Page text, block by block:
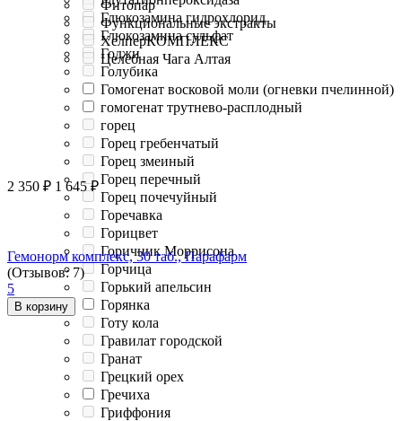
Глюкозамина гидрохлорид
Глюкозамина сульфат
Годжи
Голубика
Гомогенат восковой моли (огневки пчелинной)
гомогенат трутнево-расплодный
горец
Горец гребенчатый
Горец змеиный
Горец перечный
Горец почечуйный
Горечавка
Горицвет
Горичник Моррисона
Горчица
Горький апельсин
Горянка
Готу кола
Гравилат городской
Гранат
Грецкий орех
Гречиха
Гриффония
Фитопар
Функциональные экстракты
ХелперКОМПЛЕКС
Целебная Чага Алтая
2 350 ₽ 1 645 ₽
Гемонорм комплекс, 30 таб., Парафарм
(Отзывов: 7)
5
В корзину